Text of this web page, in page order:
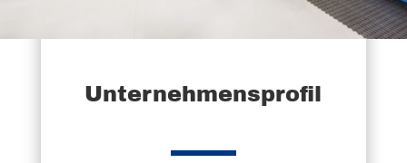
Unternehmens­profil